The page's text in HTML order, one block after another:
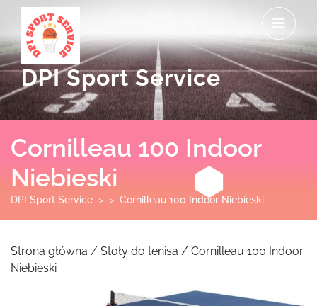
content
DPI Sport Service
Cornilleau 100 Indoor
Niebieski
DPI Sport Service > > Cornilleau 100 Indoor Niebieski
Strona główna / Stoły do tenisa / Cornilleau 100 Indoor
Niebieski